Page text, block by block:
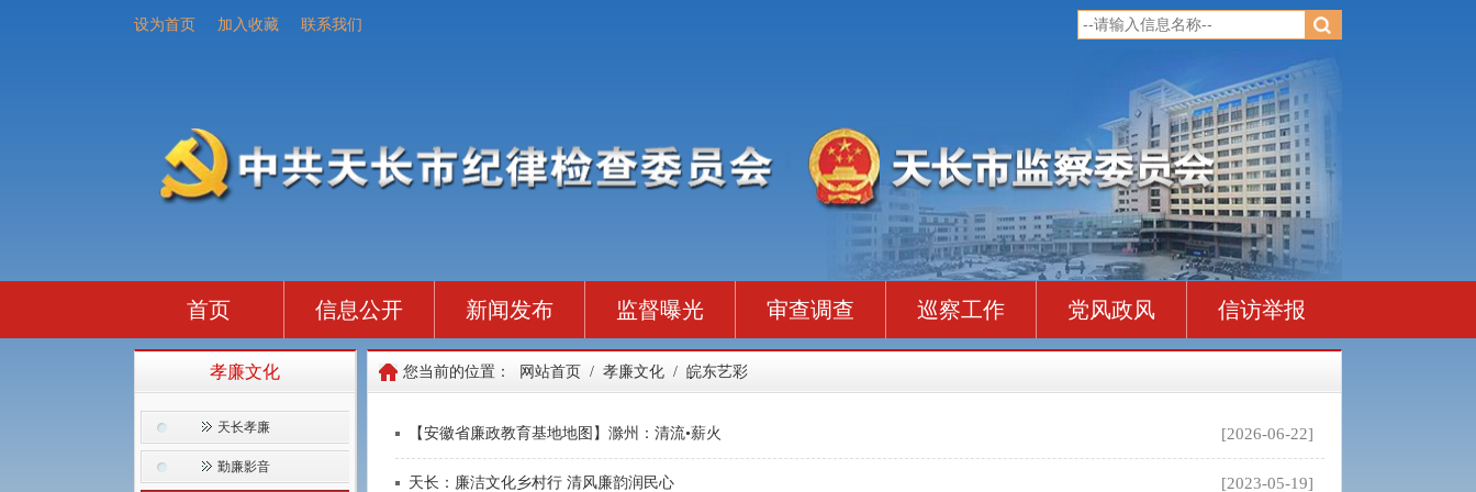
设为首页 加入收藏 联系我们
首页 信息公开 新闻发布 监督曝光 审查调查 巡察工作 党风政风 信访举报
孝廉文化
天长孝廉
勤廉影音
您当前的位置： 网站首页 / 孝廉文化 / 皖东艺彩
[2026-06-22]
【安徽省廉政教育基地地图】滁州：清流•薪火
[2023-05-19]
天长：廉洁文化乡村行 清风廉韵润民心